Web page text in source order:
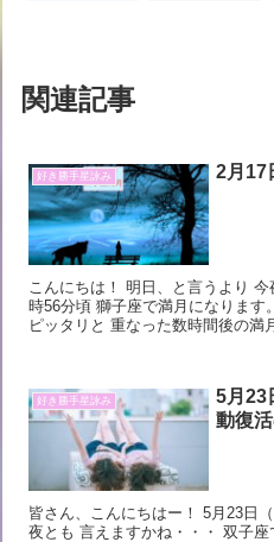
関連記事
好き勝手星詠み 2月17
こんにちは！ 明日、と言うより
時56分頃 獅子座で満月になりま
ピッタリと 重なった数時間後の満
好き勝手星詠み
5月23
動復
皆さん、こんにちはー！ 5月23日
夜とも 言えますかね・・・ 双子